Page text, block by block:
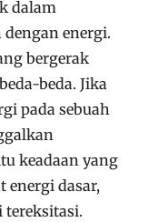
dalam
energi.
bergerak
beda. Jika
pada sebuah
keadaan yang
energi dasar,